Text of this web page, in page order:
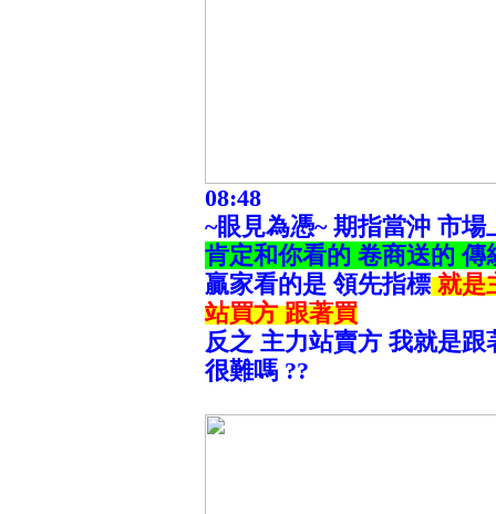
08:48
~眼見為憑~ 期指當沖 市
肯定和你看的 卷商送的 傳
贏家看的是 領先指標就是
站買方 跟著買
反之 主力站賣方 我就是跟
很難嗎 ??